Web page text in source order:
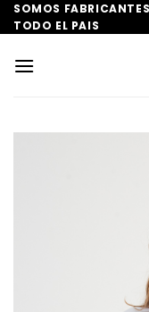
Saltar
al
contenido
SOMOS
TODO EL PAIS